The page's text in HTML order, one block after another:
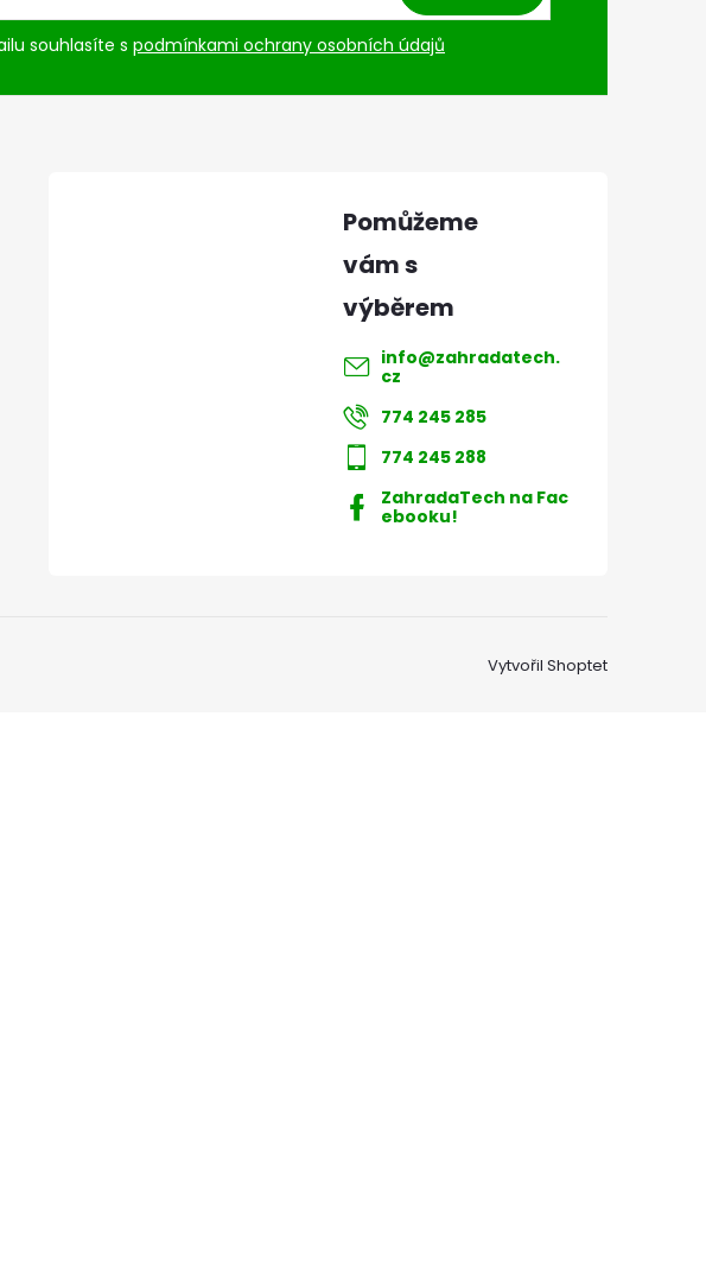
souhlasíte s podmínkami ochrany osobních údajů
info@zahradatech.
cz
774 245 285
774 245 288
ZahradaTech na Fac
ebooku!
Vytvořil Shoptet